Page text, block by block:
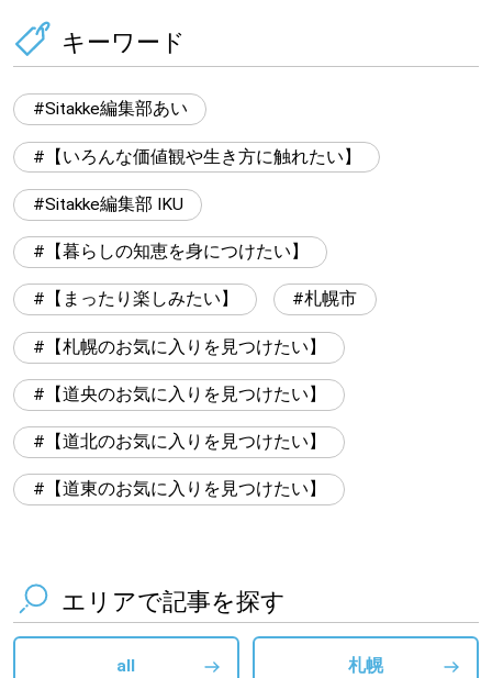
キーワード
Sitakke編集部あい
【いろんな価値観や生き方に触れたい】
Sitakke編集部 IKU
【暮らしの知恵を身につけたい】
【まったり楽しみたい】 札幌市
【札幌のお気に入りを見つけたい】
【道央のお気に入りを見つけたい】
【道北のお気に入りを見つけたい】
【道東のお気に入りを見つけたい】
エリアで記事を探す
all 札幌